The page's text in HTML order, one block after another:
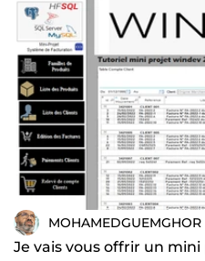
MOHAMEDGUEMGHOR
Je vais vous offrir un